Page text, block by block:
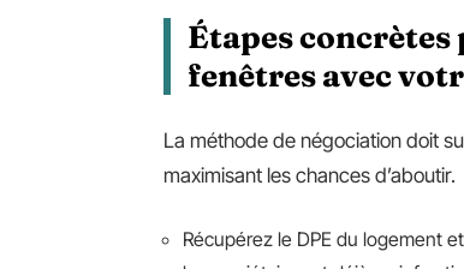
Étapes
fenêtres avec
La méthode de négociation doit
maximisant les chances d’aboutir.
Récupérez le DPE du logement